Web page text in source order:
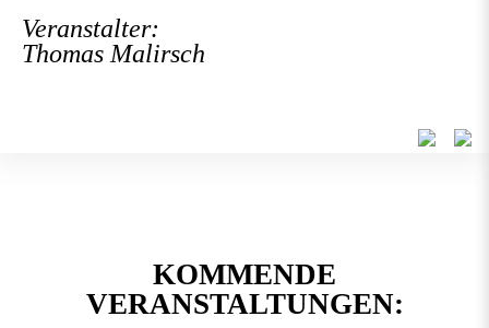
Veranstalter:
Thomas Malirsch
KOMMENDE
VERANSTALTUNGEN: